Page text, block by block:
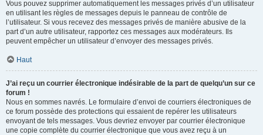
Vous pouvez supprimer automatiquement les messages privés d’un utilisateur
en utilisant les règles de messages depuis le panneau de contrôle de
l’utilisateur. Si vous recevez des messages privés de manière abusive de la
part d’un autre utilisateur, rapportez ces messages aux modérateurs. Ils
peuvent empêcher un utilisateur d’envoyer des messages privés.
Haut
J’ai reçu un courrier électronique indésirable de la part de quelqu’un sur ce
forum !
Nous en sommes navrés. Le formulaire d’envoi de courriers électroniques de
ce forum possède des protections qui essaient de repérer les utilisateurs
envoyant de tels messages. Vous devriez envoyer par courrier électronique
une copie complète du courrier électronique que vous avez reçu à un